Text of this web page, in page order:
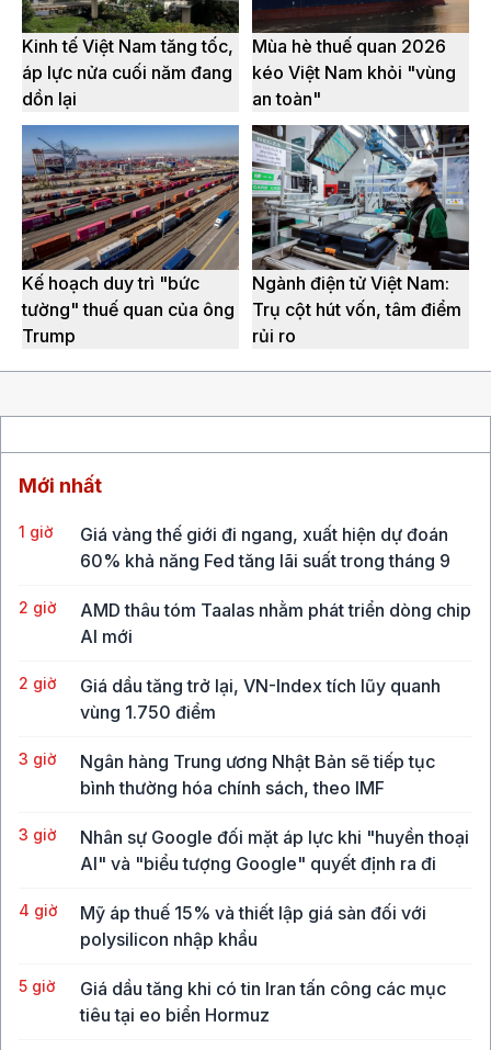
Kinh tế Việt Nam tăng tốc,
áp lực nửa cuối năm đang
dồn lại
Mùa hè thuế quan 2026
kéo Việt Nam khỏi "vùng
an toàn"
Kế hoạch duy trì "bức
tường" thuế quan của ông
Trump
Ngành điện tử Việt Nam:
Trụ cột hút vốn, tâm điểm
rủi ro
Mới nhất
1 giờ
Giá vàng thế giới đi ngang, xuất hiện dự đoán
60% khả năng Fed tăng lãi suất trong tháng 9
2 giờ
AMD thâu tóm Taalas nhằm phát triển dòng chip
AI mới
2 giờ
Giá dầu tăng trở lại, VN-Index tích lũy quanh
vùng 1.750 điểm
3 giờ
Ngân hàng Trung ương Nhật Bản sẽ tiếp tục
bình thường hóa chính sách, theo IMF
3 giờ
Nhân sự Google đối mặt áp lực khi "huyền thoại
AI" và "biểu tượng Google" quyết định ra đi
4 giờ
Mỹ áp thuế 15% và thiết lập giá sàn đối với
polysilicon nhập khẩu
5 giờ
Giá dầu tăng khi có tin Iran tấn công các mục
tiêu tại eo biển Hormuz